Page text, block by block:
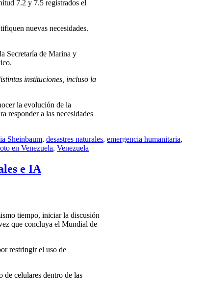
7.2 y 7.5 registrados el
nuevas necesidades.
Secretaría de Marina y
instituciones, incluso la
la evolución de la
responder a las necesidades
Sheinbaum, desastres naturales, emergencia humanitaria,
en Venezuela, Venezuela
e IA
tiempo, iniciar la discusión
que concluya el Mundial de
restringir el uso de
de celulares dentro de las